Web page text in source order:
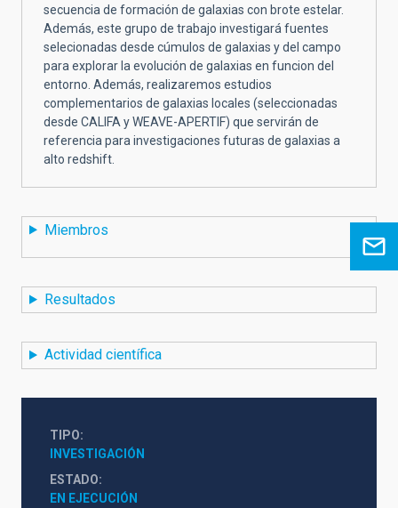
secuencia de formación de galaxias con brote estelar.
Además, este grupo de trabajo investigará fuentes
selecionadas desde cúmulos de galaxias y del campo
para explorar la evolución de galaxias en funcion del
entorno. Además, realizaremos estudios
complementarios de galaxias locales (seleccionadas
desde CALIFA y WEAVE-APERTIF) que servirán de
referencia para investigaciones futuras de galaxias a
alto redshift.
Miembros
Resultados
Actividad científica
TIPO
INVESTIGACIÓN
ESTADO
EN EJECUCIÓN